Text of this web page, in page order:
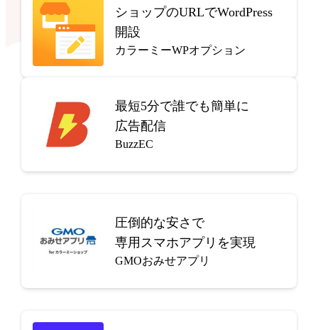
ショップのURLでWordPress
開設
カラーミーWPオプション
最短5分で誰でも簡単に
広告配信
BuzzEC
圧倒的な安さで
専用スマホアプリを実現
GMOおみせアプリ